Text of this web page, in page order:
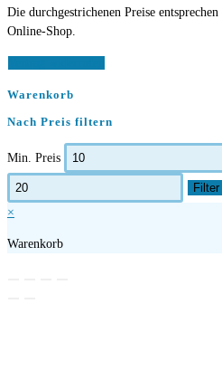
Die durchgestrichenen Preise
Online-Shop.
Warenkorb
Nach Preis filtern
Min. Preis
Filter
×
Warenkorb